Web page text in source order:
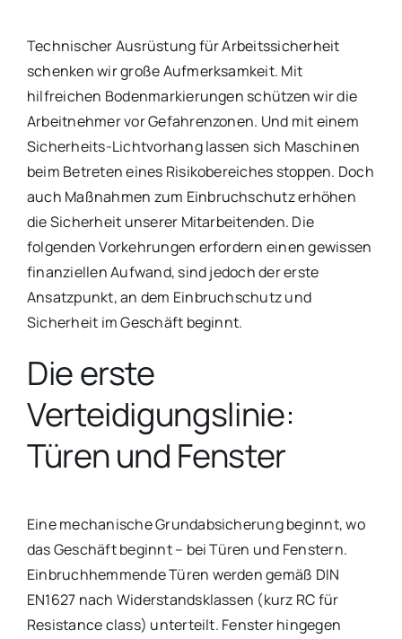
Technischer Ausrüstung für Arbeitssicherheit
schenken wir große Aufmerksamkeit. Mit
hilfreichen Bodenmarkierungen schützen wir die
Arbeitnehmer vor Gefahrenzonen. Und mit einem
Sicherheits-Lichtvorhang lassen sich Maschinen
beim Betreten eines Risikobereiches stoppen. Doch
auch Maßnahmen zum Einbruchschutz erhöhen
die Sicherheit unserer Mitarbeitenden. Die
folgenden Vorkehrungen erfordern einen gewissen
finanziellen Aufwand, sind jedoch der erste
Ansatzpunkt, an dem Einbruchschutz und
Sicherheit im Geschäft beginnt.
Die erste
Verteidigungslinie:
Türen und Fenster
Eine mechanische Grundabsicherung beginnt, wo
das Geschäft beginnt – bei Türen und Fenstern.
Einbruchhemmende Türen werden gemäß DIN
EN1627 nach Widerstandsklassen (kurz RCfür
Resistance class) unterteilt. Fenster hingegen